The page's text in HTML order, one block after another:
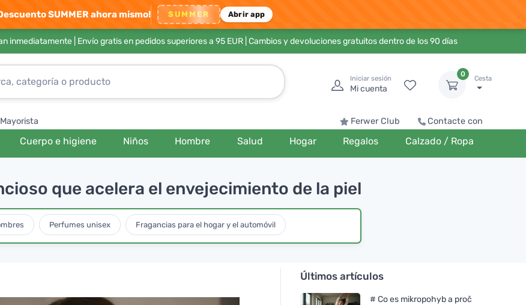
SUMMER ahora mismo! SUMMER Abrir app
inmediatamente | Envío gratis en pedidos superiores a 95 EUR| Cambios y devoluciones gratuitos dentro de los 90 días
Iniciar sesión
Mi cuenta
0
Cesta
Mayorista Ferwer Club Contacte con
Cuerpo e higiene Niños Hombre Salud Hogar Regalos Calzado / Ropa
que acelera el envejecimiento de la piel
Perfumes unisex Fragancias para el hogar y el automóvil
Últimos artículos
# Co es mikropohyb a proč